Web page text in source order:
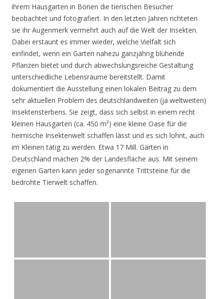
ihrem Hausgarten in Bönen die tierischen Besucher
beobachtet und fotografiert. In den letzten Jahren richteten
sie ihr Augenmerk vermehrt auch auf die Welt der Insekten.
Dabei erstaunt es immer wieder, welche Vielfalt sich
einfindet, wenn ein Garten nahezu ganzjährig blühende
Pflanzen bietet und durch abwechslungsreiche Gestaltung
unterschiedliche Lebensräume bereitstellt. Damit
dokumentiert die Ausstellung einen lokalen Beitrag zu dem
sehr aktuellen Problem des deutschlandweiten (ja weltweiten)
Insektensterbens. Sie zeigt, dass sich selbst in einem recht
kleinen Hausgarten (ca. 450 m²) eine kleine Oase für die
heimische Insektenwelt schaffen lässt und es sich lohnt, auch
im Kleinen tätig zu werden. Etwa 17 Mill. Gärten in
Deutschland machen 2% der Landesfläche aus. Mit seinem
eigenen Garten kann jeder sogenannte Trittsteine für die
bedrohte Tierwelt schaffen.